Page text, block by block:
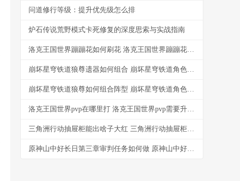
问道修行等级：提升优先级怎么排
炉石传说荒野模式卡死修复的深度思索与实战指南
洛克王国世界蹦蹦花如何刷花 洛克王国世界蹦蹦花四种形态都在哪
崩坏星穹铁道狼尊遗器如何组合 崩坏星穹铁道角色爆料
崩坏星穹铁道狼尊如何组合阵型 崩坏星穹铁道角色爆料
洛克王国世界pvp在哪里打 洛克王国世界pvp需要升星吗
三角洲行动抽屉柜能出啥子大红 三角洲行动抽屉柜是哪个
原神山中好长日第三章审判任务如何做 原神山中好长日任务取名寓意